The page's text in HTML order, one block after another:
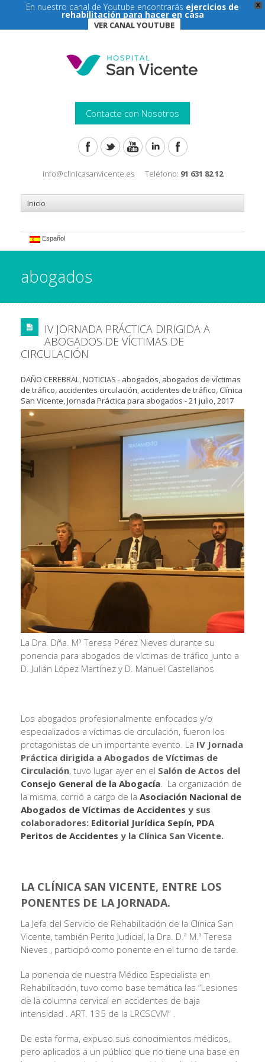
X
En nuestro canal de Youtube encontrarás ejercicios de
rehabilitación para hacer en casa
VER CANAL YOUTUBE
Contacte con Nosotros
info@clinicasanvicente.es Teléfono: 91 631 82 12
Español
abogados
IV JORNADA PRÁCTICA DIRIGIDA A
ABOGADOS DE VÍCTIMAS DE
CIRCULACIÓN
DAÑO CEREBRAL,NOTICIAS - abogados, abogados de víctimas
de tráfico, accidentes circulación, accidentes de tráfico, Clínica
San Vicente,Jornada Práctica para abogados -21 julio, 2017
La Dra. Dña. Mª Teresa Pérez Nieves durante su
ponencia para abogados de víctimas de tráfico junto a
D. Julián López Martínez y D. Manuel Castellanos
Los abogados profesionalmente enfocados y/o
especializados a víctimas de circulación, fueron los
protagonistas de un importante evento. La IV Jornada
Práctica dirigida a Abogados de Víctimas de
Circulación, tuvo lugar ayer en el Salón de Actos del
Consejo General de la Abogacía. La organización de
la misma, corrió a cargo de la Asociación Nacional de
Abogados de Víctimas de Accidentes y sus
colaboradores: Editorial Jurídica Sepín, PDA
Peritos de Accidentes y la Clínica San Vicente.
LA CLÍNICA SAN VICENTE, ENTRE LOS
PONENTES DE LA JORNADA.
La Jefa del Servicio de Rehabilitación de la Clínica San
Vicente, también Perito Judicial, la Dra. D.ª M.ª Teresa
Nieves , participó como ponente en el turno de tarde.
La ponencia de nuestra Médico Especialista en
Rehabilitación, tuvo como base temática las “Lesiones
de la columna cervical en accidentes de baja
intensidad . ART. 135 de la LRCSCVM” .
De esta forma, expuso sus conocimientos médicos,
pero aplicados a un público que no tiene una base en